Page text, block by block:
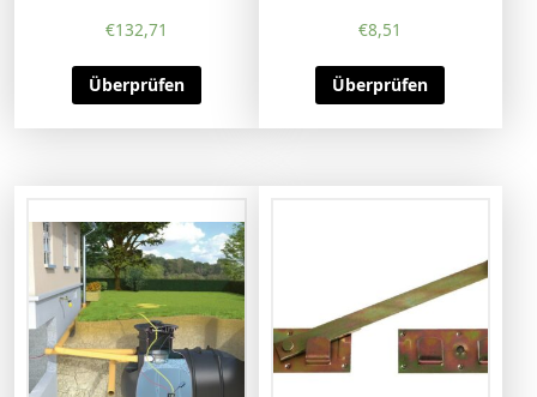
€132,71
Überprüfen
€8,51
Überprüfen